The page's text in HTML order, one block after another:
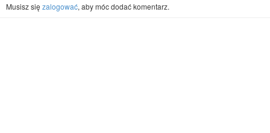
Musisz się zalogować, aby móc dodać komentarz.